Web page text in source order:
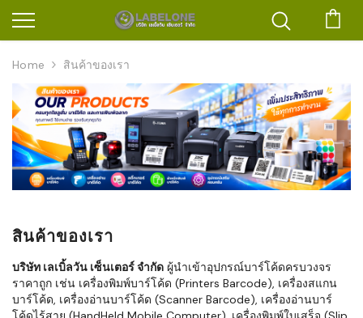
Home สินค้าของเรา
สินค้าของเรา
บริษัท เลเบิ้ลวัน เซ็นเตอร์ จำกัด ผู้นำเข้าอุปกรณ์บาร์โค้ดครบวงจร
ราคาถูก เช่น เครื่องพิมพ์บาร์โค้ด (Printers Barcode), เครื่องสแกน
บาร์โค้ด, เครื่องอ่านบาร์โค้ด (Scanner Barcode), เครื่องอ่านบาร์